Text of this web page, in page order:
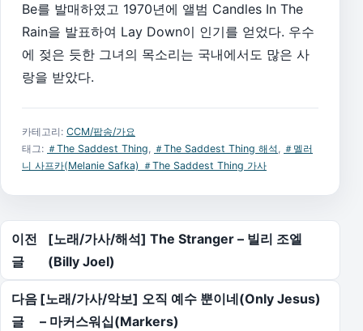
Be를 발매하였고 1970년에 앨범 Candles In The
Rain을 발표하여 Lay Down이 인기를 얻었다. 우수
에 젖은 듯한 그녀의 목소리는 국내에서도 많은 사
랑을 받았다.
카테고리: CCM/팝송/가요
태그: ＃The Saddest Thing, ＃The Saddest Thing 해석, ＃멜러
니 사프카(Melanie Safka) ＃The Saddest Thing 가사
글 탐색
이전
글
[노래/가사/해석] The Stranger – 빌리 조엘
(Billy Joel)
다음
글
[노래/가사/악보] 오직 예수 뿐이네(Only Jesus)
– 마커스워십(Markers)